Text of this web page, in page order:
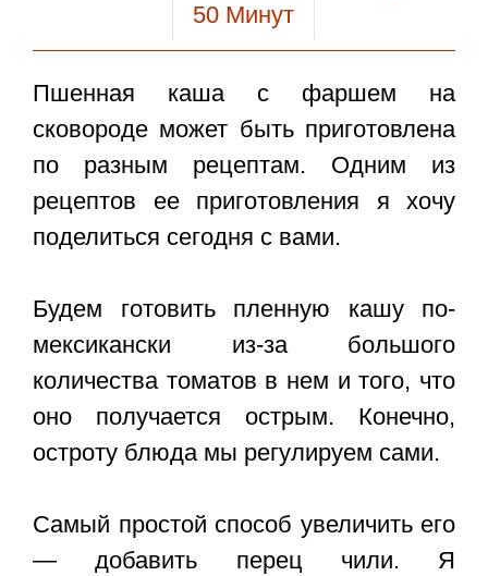
50 Минут
Пшенная каша с фаршем на
сковороде может быть приготовлена
по разным рецептам. Одним из
рецептов ее приготовления я хочу
поделиться сегодня с вами.
Будем готовить пленную кашу по-
мексикански из-за большого
количества томатов в нем и того, что
оно получается острым. Конечно,
остроту блюда мы регулируем сами.
Самый простой способ увеличить его
— добавить перец чили. Я